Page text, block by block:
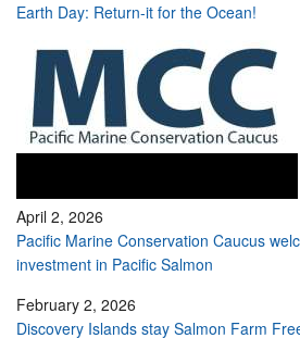
Earth Day: Return-it for the Ocean!
April 2, 2026
Pacific Marine Conservation Caucus
investment in Pacific Salmon
February 2, 2026
Discovery Islands stay Salmon Farm